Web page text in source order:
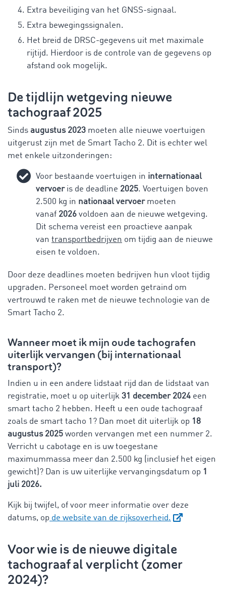
Extra beveiliging van het GNSS-signaal.
Extra bewegingssignalen.
Het breid de DRSC-gegevens uit met maximale
rijtijd. Hierdoor is de controle van de gegevens op
afstand ook mogelijk.
De tijdlijn wetgeving nieuwe
tachograaf 2025
Sinds augustus 2023 moeten alle nieuwe voertuigen
uitgerust zijn met de Smart Tacho 2. Dit is echter wel
met enkele uitzonderingen:
Voor bestaande voertuigen in internationaal
vervoeris de deadline 2025. Voertuigen boven
2.500 kg in nationaal vervoermoeten
vanaf 2026 voldoen aan de nieuwe wetgeving.
Dit schema vereist een proactieve aanpak
van transportbedrijven om tijdig aan de nieuwe
eisen te voldoen.
Door deze deadlines moeten bedrijven hun vloot tijdig
upgraden. Personeel moet worden getraind om
vertrouwd te raken met de nieuwe technologie van de
Smart Tacho 2.
Wanneer moet ik mijn oude tachografen
uiterlijk vervangen (bij internationaal
transport)?
Indien u in een andere lidstaat rijd dan de lidstaat van
registratie, moet u op uiterlijk 31 december 2024 een
smart tacho 2 hebben. Heeft u een oude tachograaf
zoals de smart tacho 1? Dan moet dit uiterlijk op 18
augustus 2025 worden vervangen met een nummer 2.
Verricht u cabotage en is uw toegestane
maximummassa meer dan 2.500 kg (inclusief het eigen
gewicht)? Dan is uw uiterlijke vervangingsdatum op 1
juli 2026.
Kijk bij twijfel, of voor meer informatie over deze
datums, op de website van de rijksoverheid.
Voor wie is de nieuwe digitale
tachograaf al verplicht (zomer
2024)?